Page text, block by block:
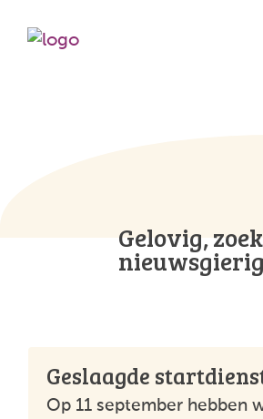
Gelovig,
Geslaagde
Op 11 september hebben